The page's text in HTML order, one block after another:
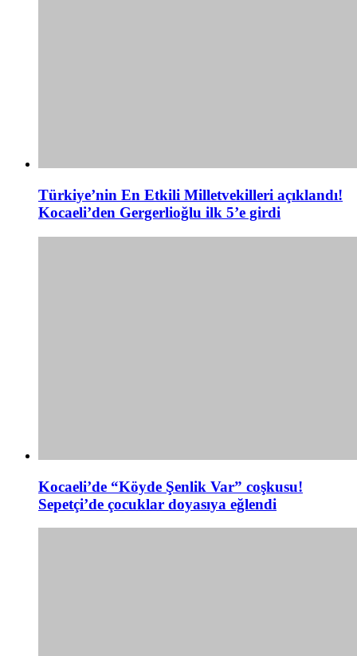
Türkiye’nin En Etkili Milletvekilleri açıklandı!
Kocaeli’den Gergerlioğlu ilk 5’e girdi
Kocaeli’de “Köyde Şenlik Var” coşkusu!
Sepetçi’de çocuklar doyasıya eğlendi